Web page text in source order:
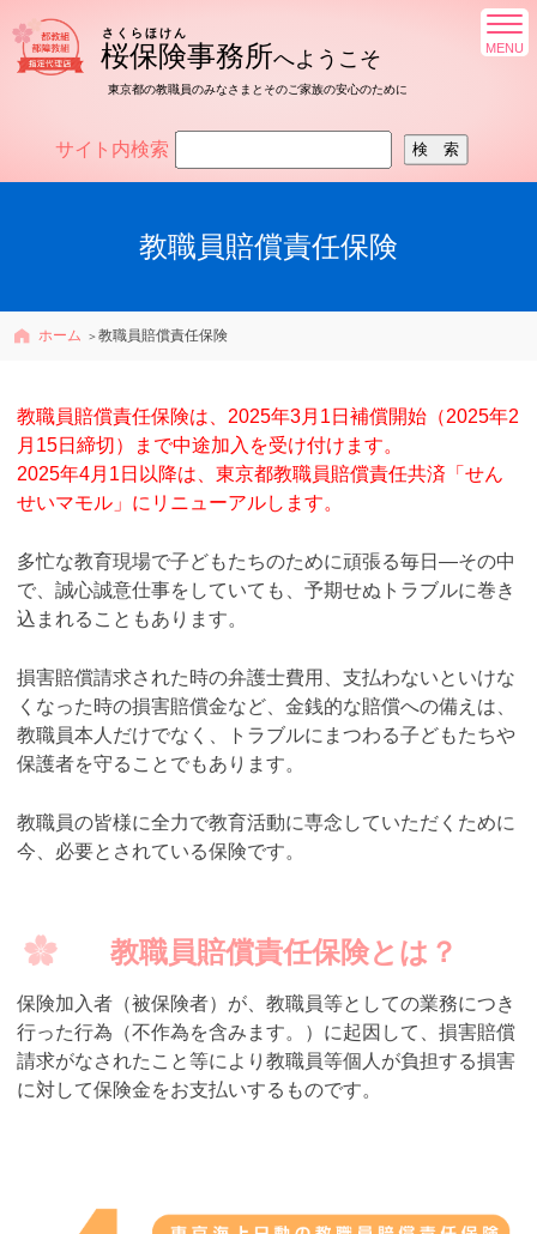
桜保険
さくらほけん
事務所へようこそ
東京都の教職員のみなさまとそのご家族の安心のために
サイト内検索
教職員賠償責任保険
ホーム 教職員賠償責任保険
教職員賠償責任保険は、2025年3月1日補償開始（2025年2
月15日締切）まで中途加入を受け付けます。
2025年4月1日以降は、東京都教職員賠償責任共済「せん
せいマモル」にリニューアルします。
多忙な教育現場で子どもたちのために頑張る毎日―その中
で、誠心誠意仕事をしていても、予期せぬトラブルに巻き
込まれることもあります。
損害賠償請求された時の弁護士費用、支払わないといけな
くなった時の損害賠償金など、金銭的な賠償への備えは、
教職員本人だけでなく、トラブルにまつわる子どもたちや
保護者を守ることでもあります。
教職員の皆様に全力で教育活動に専念していただくために
今、必要とされている保険です。
教職員賠償責任保険とは？
保険加入者（被保険者）が、教職員等としての業務につき
行った行為（不作為を含みます。）に起因して、損害賠償
請求がなされたこと等により教職員等個人が負担する損害
に対して保険金をお支払いするものです。